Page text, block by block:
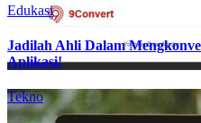
Edukasi
Jadilah Ahli Dalam
Aplikasi!
Tekno